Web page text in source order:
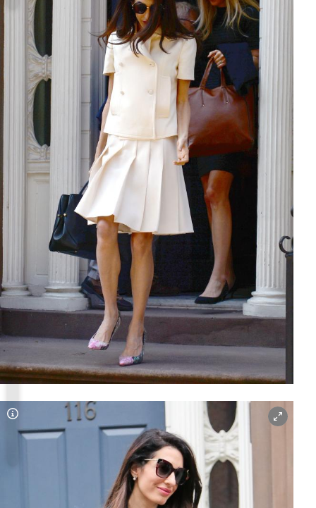
Copyright-Hinweis öffnen/schließen